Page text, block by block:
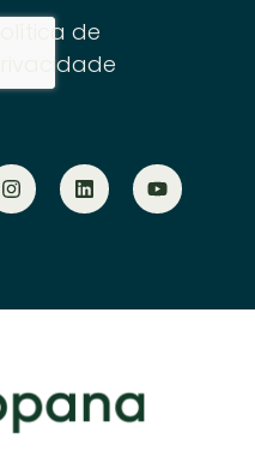
Política de
Privacidade